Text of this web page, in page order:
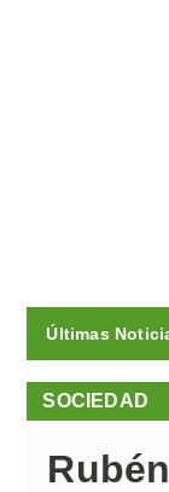
Últimas
SOCIEDAD